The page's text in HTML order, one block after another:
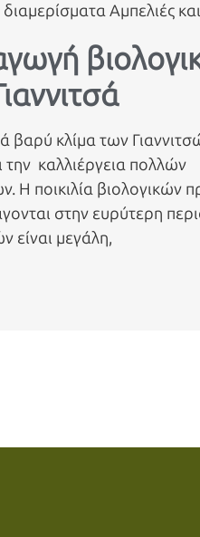
Αμπελιές
βαρύ κλίμα των
την καλλιέργεια πολλών
Η ποικιλία βιολογικών
στην ευρύτερη
είναι μεγάλη,